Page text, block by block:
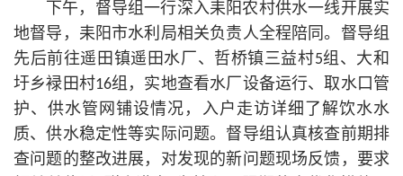
下午，督导组一行深入耒阳农村供水一线开展实
地督导，耒阳市水利局相关负责人全程陪同。督导组
先后前往遥田镇遥田水厂、哲桥镇三益村5组、大和
圩乡䘵田村16组，实地查看水厂设备运行、取水口管
护、供水管网铺设情况，入户走访详细了解饮水水
质、供水稳定性等实际问题。督导组认真核查前期排
查问题的整改进展，对发现的新问题现场反馈，要求